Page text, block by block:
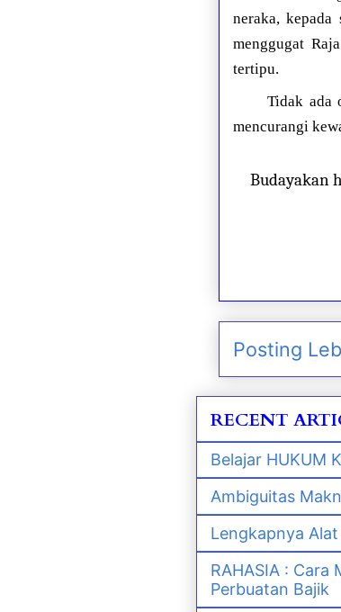
neraka,
menggugat
tertipu.
Tidak ada
mencurangi
Budayakan
Posting
RECENT
Belajar HUKUM
Ambiguitas
Lengkapnya
RAHASIA : Cara
Perbuatan Bajik